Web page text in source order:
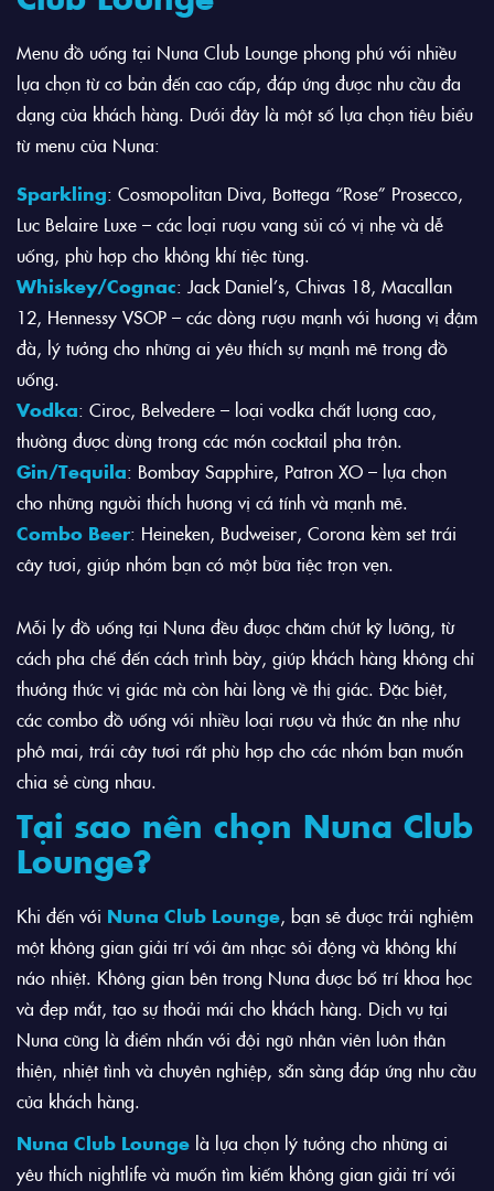
Menu đồ uống tại Nuna Club Lounge phong phú với nhiều
lựa chọn từ cơ bản đến cao cấp, đáp ứng được nhu cầu đa
dạng của khách hàng. Dưới đây là một số lựa chọn tiêu biểu
từ menu của Nuna:
Sparkling: Cosmopolitan Diva, Bottega “Rose” Prosecco,
Luc Belaire Luxe – các loại rượu vang sủi có vị nhẹ và dễ
uống, phù hợp cho không khí tiệc tùng.
Whiskey/Cognac: Jack Daniel’s, Chivas 18, Macallan
12, Hennessy VSOP – các dòng rượu mạnh với hương vị đậm
đà, lý tưởng cho những ai yêu thích sự mạnh mẽ trong đồ
uống.
Vodka: Ciroc, Belvedere – loại vodka chất lượng cao,
thường được dùng trong các món cocktail pha trộn.
Gin/Tequila: Bombay Sapphire, Patron XO – lựa chọn
cho những người thích hương vị cá tính và mạnh mẽ.
Combo Beer: Heineken, Budweiser, Corona kèm set trái
cây tươi, giúp nhóm bạn có một bữa tiệc trọn vẹn.
Mỗi ly đồ uống tại Nuna đều được chăm chút kỹ lưỡng, từ
cách pha chế đến cách trình bày, giúp khách hàng không chỉ
thưởng thức vị giác mà còn hài lòng về thị giác. Đặc biệt,
các combo đồ uống với nhiều loại rượu và thức ăn nhẹ như
phô mai, trái cây tươi rất phù hợp cho các nhóm bạn muốn
chia sẻ cùng nhau.
Tại sao nên chọn Nuna Club
Lounge?
Khi đến với Nuna Club Lounge, bạn sẽ được trải nghiệm
một không gian giải trí với âm nhạc sôi động và không khí
náo nhiệt. Không gian bên trong Nuna được bố trí khoa học
và đẹp mắt, tạo sự thoải mái cho khách hàng. Dịch vụ tại
Nuna cũng là điểm nhấn với đội ngũ nhân viên luôn thân
thiện, nhiệt tình và chuyên nghiệp, sẵn sàng đáp ứng nhu cầu
của khách hàng.
Nuna Club Lounge là lựa chọn lý tưởng cho những ai
yêu thích nightlife và muốn tìm kiếm không gian giải trí với